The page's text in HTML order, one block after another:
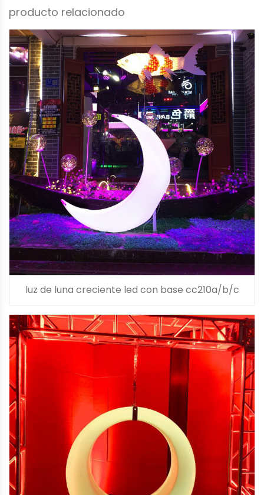
producto relacionado
luz de luna creciente led con base cc210a/b/c